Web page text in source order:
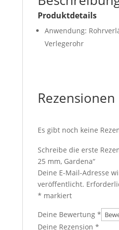
Produktdetails
Anwendung:
Verlegerohr
Rezensionen
Es gibt noch keine
Schreibe die erste
25 mm, Gardena“
Deine E-Mail-Adresse
veröffentlicht.
* markiert
Deine Bewertung *
Deine Rezension *